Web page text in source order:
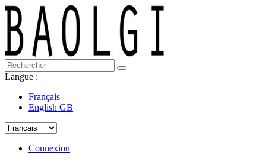
Langue :
Français
English GB
Connexion